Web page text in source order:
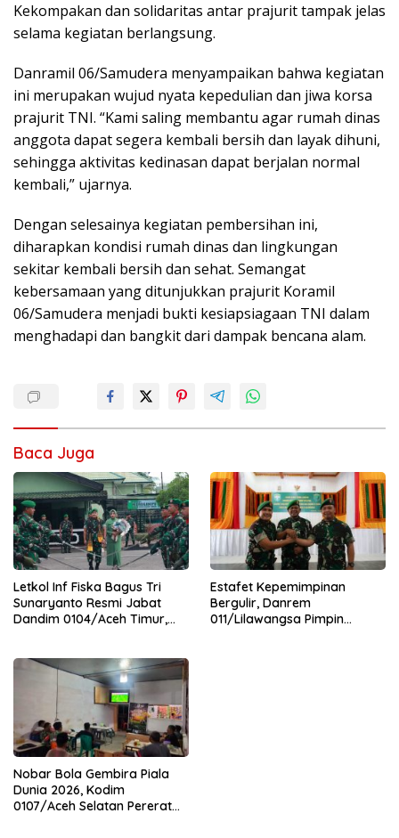
Kekompakan dan solidaritas antar prajurit tampak jelas
selama kegiatan berlangsung.
Danramil 06/Samudera menyampaikan bahwa kegiatan
ini merupakan wujud nyata kepedulian dan jiwa korsa
prajurit TNI. “Kami saling membantu agar rumah dinas
anggota dapat segera kembali bersih dan layak dihuni,
sehingga aktivitas kedinasan dapat berjalan normal
kembali,” ujarnya.
Dengan selesainya kegiatan pembersihan ini,
diharapkan kondisi rumah dinas dan lingkungan
sekitar kembali bersih dan sehat. Semangat
kebersamaan yang ditunjukkan prajurit Koramil
06/Samudera menjadi bukti kesiapsiagaan TNI dalam
menghadapi dan bangkit dari dampak bencana alam.
Baca Juga
Letkol Inf Fiska Bagus Tri
Sunaryanto Resmi Jabat
Dandim 0104/Aceh Timur,
0104/Atim
Estafet Kepemimpinan
Bergulir, Danrem
011/Lilawangsa Pimpin
Nobar Bola Gembira Piala
Dunia 2026, Kodim
0107/Aceh Selatan Pererat